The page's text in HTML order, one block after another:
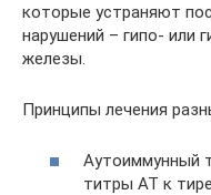
которые устраняют
нарушений – гипо- или
железы.
Принципы лечения
Аутоиммунный
титры АТ к